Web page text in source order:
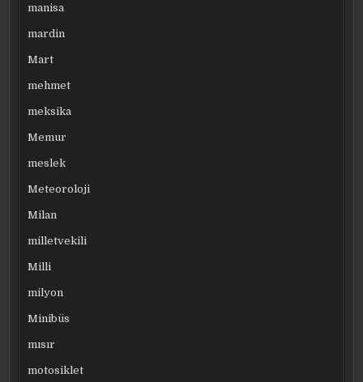
manisa
mardin
Mart
mehmet
meksika
Memur
meslek
Meteoroloji
Milan
milletvekili
Milli
milyon
Minibüs
mısır
motosiklet